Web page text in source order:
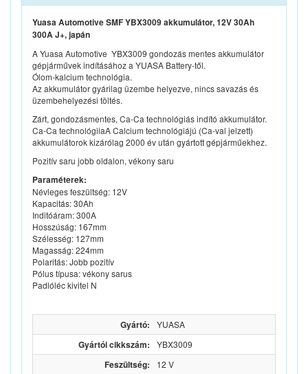
Yuasa Automotive SMF YBX3009 akkumulátor, 12V 30Ah
300A J+, japán
A Yuasa Automotive YBX3009 gondozás mentes akkumulátor
gépjárművek indításához a YUASA Battery-től.
Ólom-kalcium technológia.
Az akkumulátor gyárilag üzembe helyezve, nincs savazás és
üzembehelyezési töltés.
Zárt, gondozásmentes, Ca-Ca technológiás indító akkumulátor.
Ca-Ca technológiiaA Calcium technológiájú (Ca-val jelzett)
akkumulátorok kizárólag 2000 év után gyártott gépjárműekhez.
Pozitív saru jobb oldalon, vékony saru
Paraméterek:
Névleges feszültség: 12V
Kapacitás: 30Ah
Inditóáram: 300A
Hosszúság: 167mm
Szélesség: 127mm
Magasság: 224mm
Polaritás: Jobb pozitív
Pólus típusa: vékony sarus
Padlóléc kivitel N
Gyártó: YUASA
Gyártói cikkszám: YBX3009
Feszültség: 12 V